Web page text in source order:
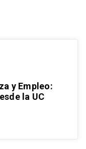
y Empleo:
la UC